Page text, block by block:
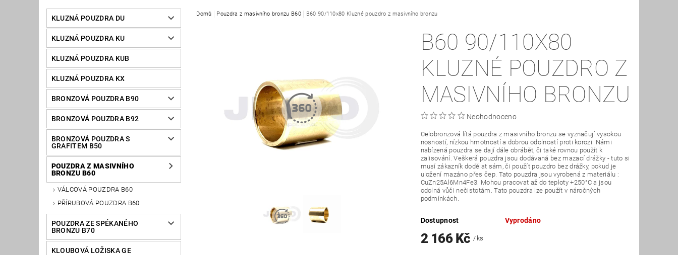
KLUZNÁ POUZDRA DU
KLUZNÁ POUZDRA KU
KLUZNÁ POUZDRA KUB
KLUZNÁ POUZDRA KX
BRONZOVÁ POUZDRA B90
BRONZOVÁ POUZDRA B92
BRONZOVÁ POUZDRA S
GRAFITEM B50
POUZDRA Z MASIVNÍHO
BRONZU B60
VÁLCOVÁ POUZDRA B60
PŘÍRUBOVÁ POUZDRA B60
POUZDRA ZE SPÉKANÉHO
BRONZU B70
KLOUBOVÁ LOŽISKA GE
Domů Pouzdra z masivního bronzu B60 B60 90/110x80 Kluzné pouzdro z masivního bronzu
B60 90/110X80
KLUZNÉ POUZDRO Z
MASIVNÍHO BRONZU
Neohodnoceno
Celobronzová lítá pouzdra z masivního bronzu se vyznačují vysokou
nosností, nízkou hmotností a dobrou odolností proti korozi. Námi
nabízená pouzdra se dají dále obrábět, či také rovnou použít k
zalisování. Veškerá pouzdra jsou dodávaná bez mazací drážky - tuto si
musí zákazník dodělat sám, či použít pouzdro bez drážky, pokud je
uložení mazáno přes čep. Tato pouzdra jsou vyrobená z materiálu :
CuZn25Al6Mn4Fe3. Mohou pracovat až do teploty +250°C a jsou
odolná vůči nečistotám. Tato pouzdra lze použít v náročných
podmínkách.
Dostupnost Vyprodáno
2 166 Kč/ ks